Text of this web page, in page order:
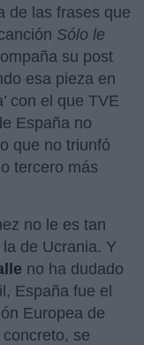
de las frases que
Sólo le
su post
esa pieza en
con el que TVE
España no
que no triunfó
tercero más
no le es tan
de Ucrania. Y
no ha dudado
España fue el
Europea de
se